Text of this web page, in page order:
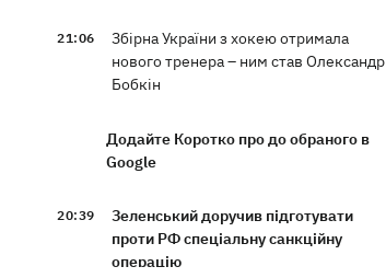
21:06
Збірна України з хокею отримала
нового тренера – ним став Олександр
Бобкін
Додайте Коротко про до обраного в
Google
20:39
Зеленський доручив підготувати
проти РФ спеціальну санкційну
операцію